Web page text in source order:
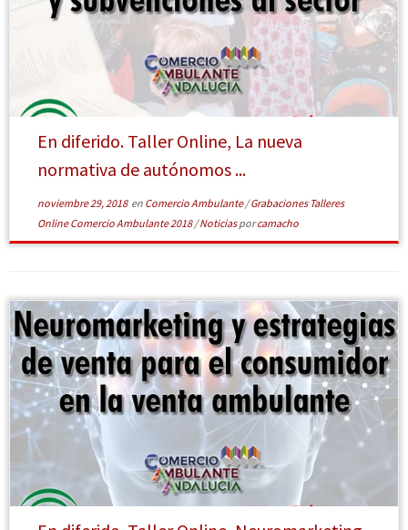
En diferido. Taller Online, La nueva
normativa de autónomos ...
noviembre 29, 2018en Comercio Ambulante/Grabaciones Talleres
Online Comercio Ambulante 2018/Noticiasporcamacho